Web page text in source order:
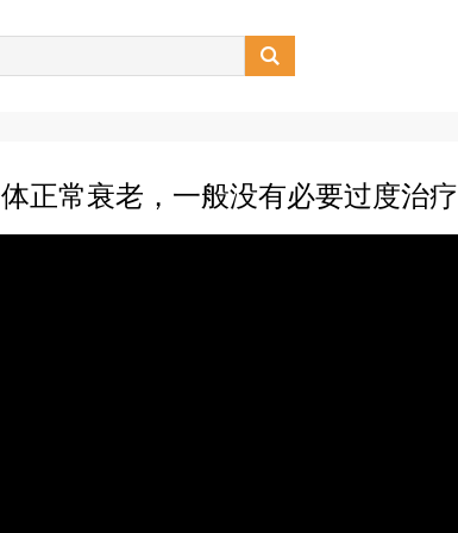

正常衰老，一般没有必要过度治疗